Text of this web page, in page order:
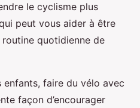
le cyclisme plus
peut vous aider à être
quotidienne de
enfants, faire du vélo avec
façon d’encourager